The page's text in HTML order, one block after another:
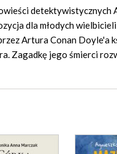
dla młodych
Artura Conan Doyle'a
Zagadkę jego śmierci